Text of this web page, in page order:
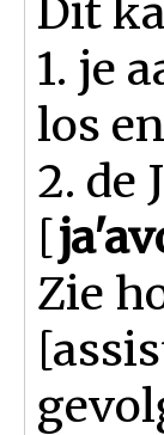
Dit
1. je
los
2. de
[
Zie